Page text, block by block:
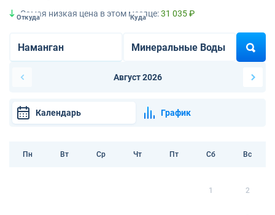
Самая низкая цена в этом месяце:31 035 ₽
Откуда Куда
Август 2026
Календарь График
Пн Вт Ср Чт Пт Сб Вс
1 2